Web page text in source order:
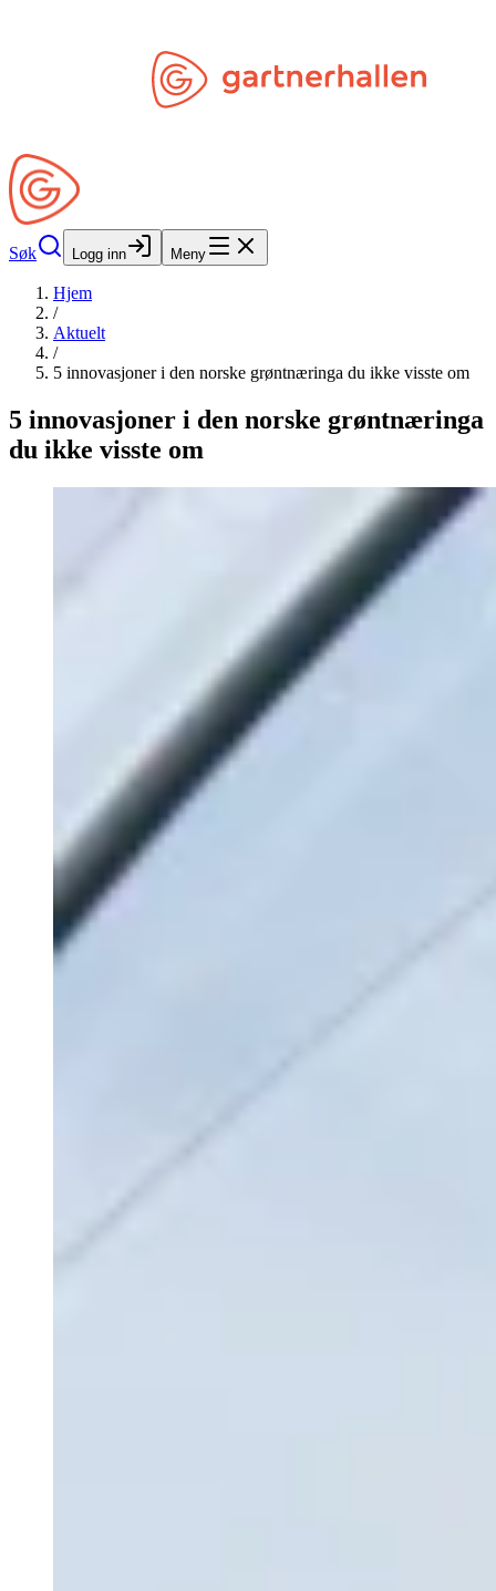
Søk
Åpne Min Side
Logg inn
Meny
Hjem
/
Aktuelt
/
5 innovasjoner i den norske grøntnæringa du ikke visste om
5 innovasjoner i den norske grøntnæringa
du ikke visste om